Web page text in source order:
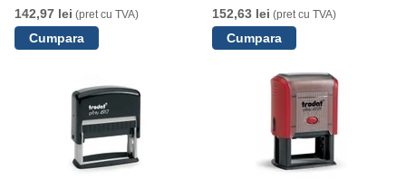
142,97 lei (pret cu TVA)
152,63 lei (pret cu TVA)